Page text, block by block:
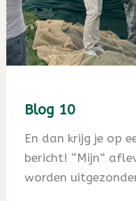
Blog 10
En dan krijg je op
bericht! “Mijn”
worden